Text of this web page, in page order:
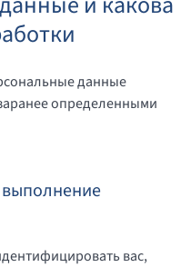
данные
определенными
выполнение
вас,